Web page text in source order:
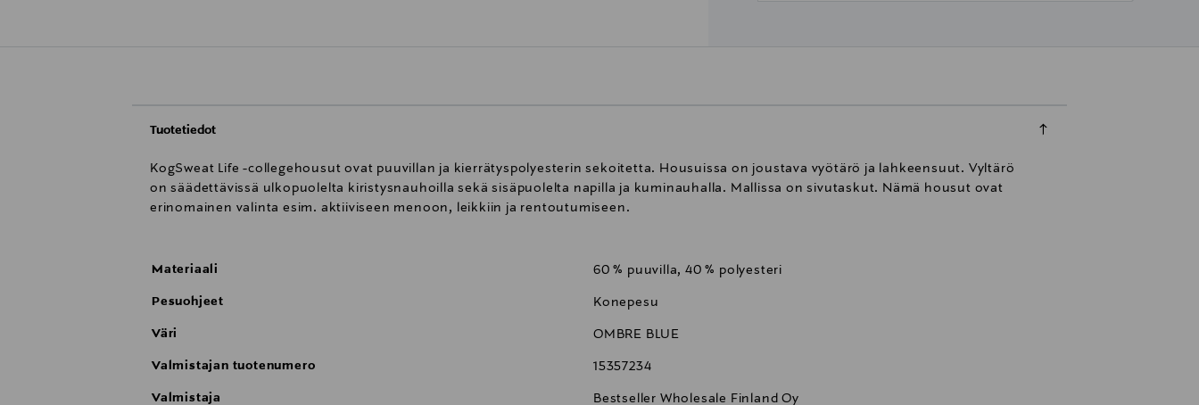
Tuotetiedot
KogSweat Life -collegehousut ovat puuvillan ja kierrätyspolyesterin sekoitetta. Housuissa on joustava vyötärö ja lahkeensuut. Vyltärö
on säädettävissä ulkopuolelta kiristysnauhoilla sekä sisäpuolelta napilla ja kuminauhalla. Mallissa on sivutaskut. Nämä housut ovat
erinomainen valinta esim. aktiiviseen menoon, leikkiin ja rentoutumiseen.
Materiaali 60 % puuvilla, 40 % polyesteri
Pesuohjeet Konepesu
Väri OMBRE BLUE
Valmistajan tuotenumero 15357234
Valmistaja Bestseller Wholesale Finland Oy